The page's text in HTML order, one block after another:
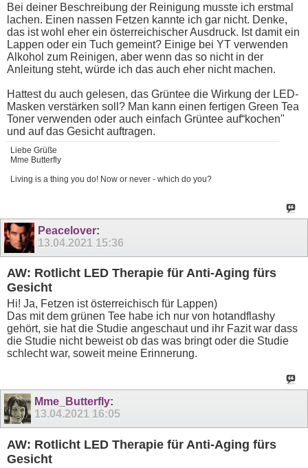
Bei deiner Beschreibung der Reinigung musste ich erstmal
lachen. Einen nassen Fetzen kannte ich gar nicht. Denke,
das ist wohl eher ein österreichischer Ausdruck. Ist damit ein
Lappen oder ein Tuch gemeint? Einige bei YT verwenden
Alkohol zum Reinigen, aber wenn das so nicht in der
Anleitung steht, würde ich das auch eher nicht machen.
Hattest du auch gelesen, das Grüntee die Wirkung der LED-
Masken verstärken soll? Man kann einen fertigen Green Tea
Toner verwenden oder auch einfach Grüntee auf“kochen"
und auf das Gesicht auftragen.
Liebe Grüße
Mme Butterfly
Living is a thing you do! Now or never - which do you?
Peacelover:
13.04.2021 15:36
AW: Rotlicht LED Therapie für Anti-Aging fürs
Gesicht
Hi! Ja, Fetzen ist österreichisch für Lappen)
Das mit dem grünen Tee habe ich nur von hotandflashy
gehört, sie hat die Studie angeschaut und ihr Fazit war dass
die Studie nicht beweist ob das was bringt oder die Studie
schlecht war, soweit meine Erinnerung.
Mme_Butterfly:
13.04.2021 16:05
AW: Rotlicht LED Therapie für Anti-Aging fürs
Gesicht